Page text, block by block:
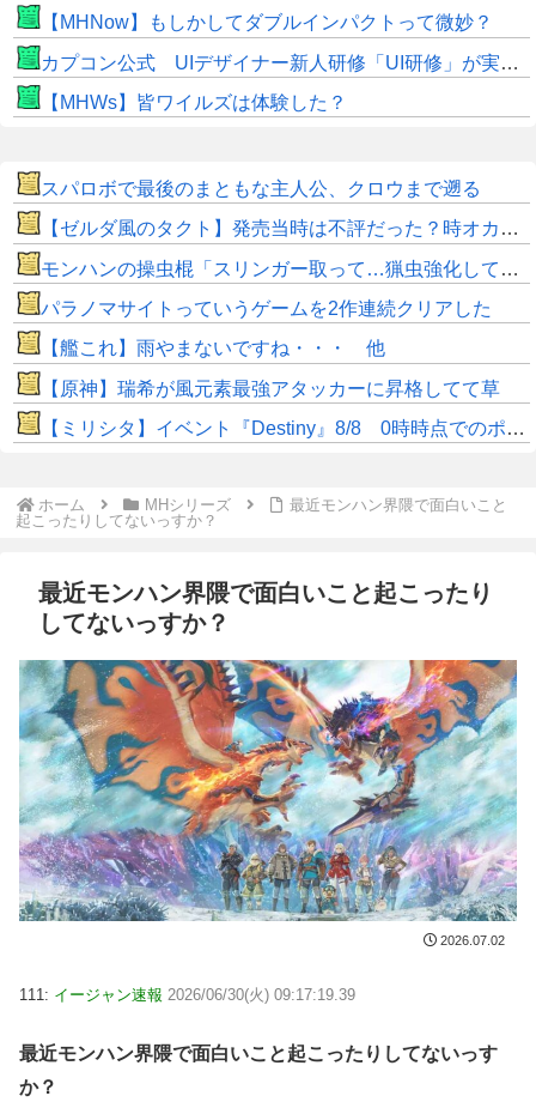
【MHNow】もしかしてダブルインパクトって微妙？
カプコン公式 UIデザイナー新人研修「UI研修」が実装まで進みました！
【MHWs】皆ワイルズは体験した？
スパロボで最後のまともな主人公、クロウまで遡る
【ゼルダ風のタクト】発売当時は不評だった？時オカから激変したキャラデザに「なんじゃこりゃ」
モンハンの操虫棍「スリンガー取って…猟虫強化して…エキス取って… よし、戦うぞ」←これ
パラノマサイトっていうゲームを2作連続クリアした
【艦これ】雨やまないですね・・・ 他
【原神】瑞希が風元素最強アタッカーに昇格してて草
【ミリシタ】イベント『Destiny』8/8 0時時点でのポイント、ハイスコアのボーダー
ホーム MHシリーズ
最近モンハン界隈で面白いこと
起こったりしてないっすか？
最近モンハン界隈で面白いこと起こったり
してないっすか？
2026.07.02
111: イージャン速報 2026/06/30(火) 09:17:19.39
最近モンハン界隈で面白いこと起こったりしてないっす
か？